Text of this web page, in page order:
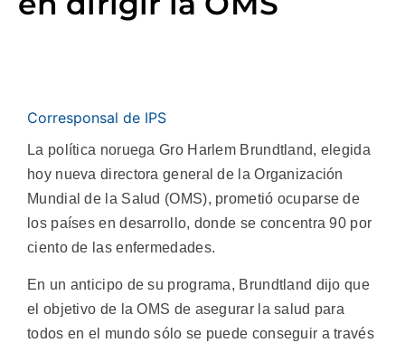
Corresponsal de IPS
La política noruega Gro Harlem Brundtland, elegida
hoy nueva directora general de la Organización
Mundial de la Salud (OMS), prometió ocuparse de
los países en desarrollo, donde se concentra 90 por
ciento de las enfermedades.
En un anticipo de su programa, Brundtland dijo que
el objetivo de la OMS de asegurar la salud para
todos en el mundo sólo se puede conseguir a través